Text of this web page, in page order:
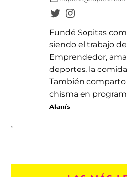
Fundé Sopitas
siendo el trabajo
Emprendedor,
deportes, la
También comparto
chisma en
Alanís